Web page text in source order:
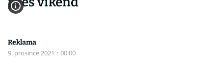
Reklama
9. prosince 2021 · 00:00